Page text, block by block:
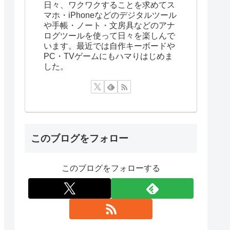
日々、ワクワクすることを求めてス
マホ・iPhoneなどのデジタルツール
や手帳・ノート・文房具などのアナ
ログツールを使って日々を楽しんで
います。最近では自作キーボードや
PC・TVゲームにもハマりはじめま
した。
このブログをフォロー
このブログをフォローする